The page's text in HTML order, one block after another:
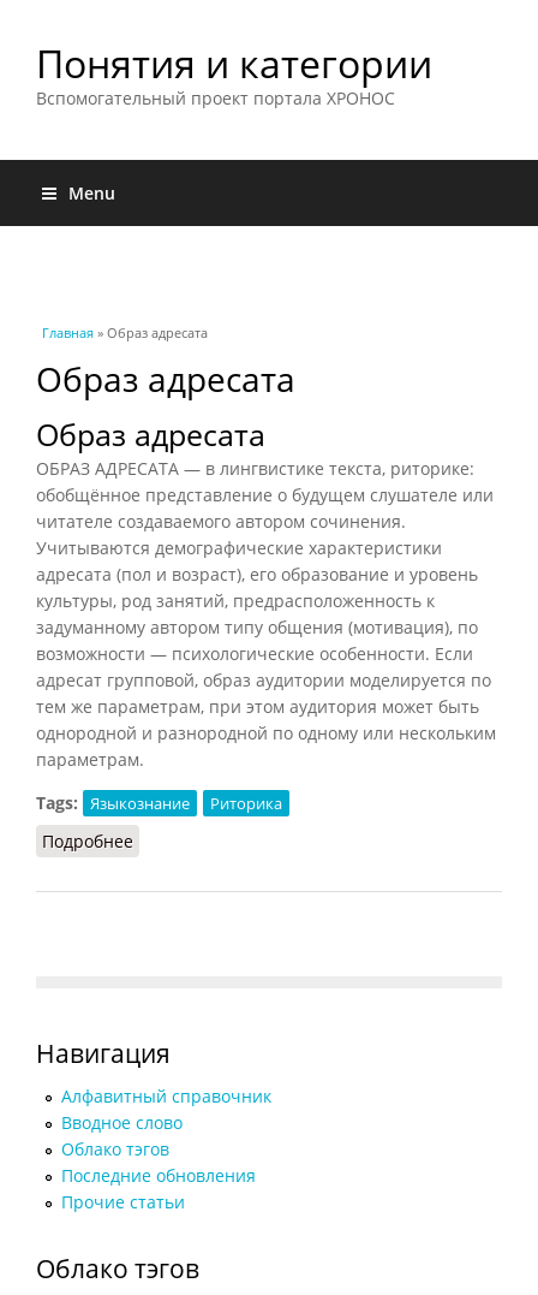
Понятия и категории
Вспомогательный проект портала ХРОНОС
Menu
Вы здесь
Главная » Образ адресата
Образ адресата
Образ адресата
ОБРАЗ АДРЕСАТА — в лингвистике текста, риторике:
обобщённое представление о будущем слушателе или
читателе создаваемого автором сочинения.
Учитываются демографические характеристики
адресата (пол и возраст), его образование и уровень
культуры, род занятий, предрасположенность к
задуманному автором типу общения (мотивация), по
возможности — психологические особенности. Если
адресат групповой, образ аудитории моделируется по
тем же параметрам, при этом аудитория может быть
однородной и разнородной по одному или нескольким
параметрам.
Tags:
Языкознание Риторика
Подробнее
Навигация
Алфавитный справочник
Вводное слово
Облако тэгов
Последние обновления
Прочие статьи
Облако тэгов